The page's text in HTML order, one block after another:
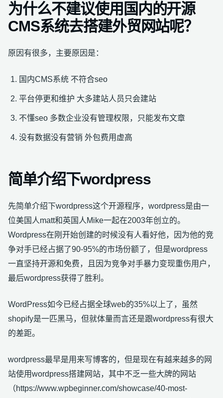
为什么不建议使用国内的开源
CMS系统去搭建外贸网站呢？
原因有很多，主要原因是：
国内CMS系统 不符合seo
平台停更和维护 大多建站人员只会建站
不懂seo 多数企业没有管理权限，只能发布文章
没有数据没有营销 外包费用虚高
简单介绍下wordpress
先简单介绍下wordpress这个开源程序，wordpress是由一
位美国人matt和英国人Mike一起在2003年创立的。
Wordpress在刚开始创建的时候没有人看好他，因为他的竞
争对手已经占据了90-95%的市场份额了，但是wordpress
一直坚持开源和免费，且因为竞争对手暴力变现重伤用户，
最后wordpress获得了胜利。
WordPress如今已经占据全球web的35%以上了，虽然
shopify是一匹黑马，但就体量而言还是跟wordpress有很大
的差距。
wordpress最早是用来写博客的，但是现在有越来越多的网
站使用wordpress搭建网站，其中不乏一些大牌的网站
（https://www.wpbeginner.com/showcase/40-most-